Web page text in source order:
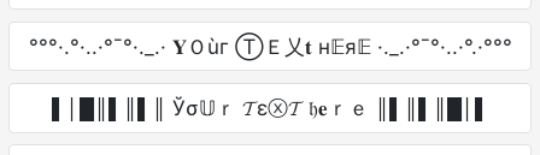
°°°·.°·..·°¯°·._.· 𝐘Ｏùг ⓉＥ乂𝐭 н𝔼я𝔼 ·._.·°¯°·..·°.·°°°
▌│█║▌║▌║ Ўσ𝕌ｒ 𝓣εⓧ𝓣 𝔥𝐞ｒｅ ║▌║▌║█│▌